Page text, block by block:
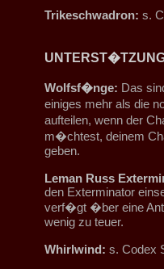
Trikeschwadron: s.
Wolfsf�nge: Das
einiges mehr als die
aufteilen, wenn der
m�chtest, deinem
geben.
Leman Russ
den Exterminator
verf�gt �ber eine
wenig zu teuer.
Whirlwind: s. Codex